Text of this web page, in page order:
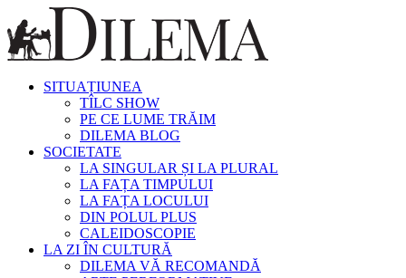
SITUAȚIUNEA
TÎLC SHOW
PE CE LUME TRĂIM
DILEMA BLOG
SOCIETATE
LA SINGULAR ȘI LA PLURAL
LA FAȚA TIMPULUI
LA FAȚA LOCULUI
DIN POLUL PLUS
CALEIDOSCOPIE
LA ZI ÎN CULTURĂ
DILEMA VĂ RECOMANDĂ